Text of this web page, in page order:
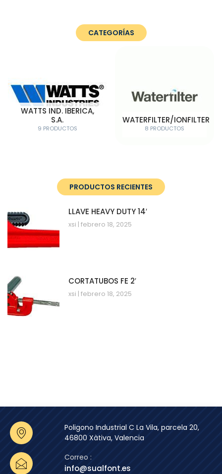
CATEGORÍAS
WATTS IND. IBERICA,
S.A.
9 PRODUCTOS
WATERFILTER/IONFILTER
8 PRODUCTOS
PRODUCTOS RECIENTES
LLAVE HEAVY DUTY 14′
xsi febrero 18, 2025
CORTATUBOS FE 2′
xsi febrero 18, 2025
Poligono Industrial C La Vila, parcela 20,
46800 Xàtiva, Valencia
Correo :
info@sualfont.es